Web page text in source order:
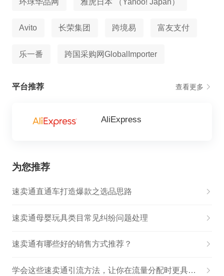
Avito 长荣集团 跨境易 富友支付
乐一番 跨国采购网GlobalImporter
平台推荐 查看更多
AliExpress
为您推荐
速卖通直通车打造爆款之选品思路
速卖通母婴玩具类目常见纠纷问题处理
速卖通有哪些好的销售方式推荐？
学会这些速卖通引流方法，让你在流量分配时更具优势